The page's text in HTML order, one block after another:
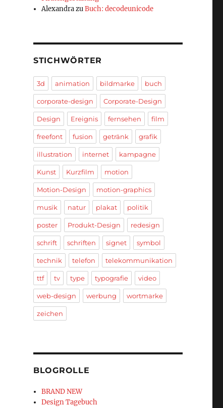
AlexandrazuBuch: decodeunicode
STICHWÖRTER
3d animation bildmarke buch
corporate-design Corporate-Design
Design Ereignis fernsehen film
freefont fusion getränk grafik
illustration internet kampagne
Kunst Kurzfilm motion
Motion-Design motion-graphics
musik natur plakat politik
poster Produkt-Design redesign
schrift schriften signet symbol
technik telefon telekommunikation
ttf tv type typografie video
web-design werbung wortmarke
zeichen
BLOGROLLE
BRAND NEW
Design Tagebuch